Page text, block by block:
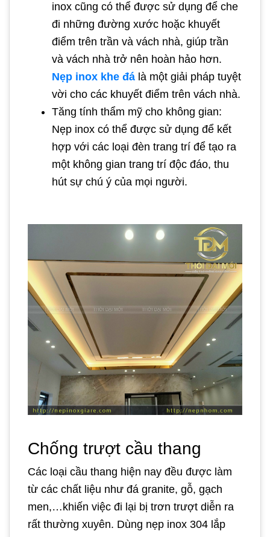
inox cũng có thể được sử dụng để che
đi những đường xước hoặc khuyết
điểm trên trần và vách nhà, giúp trần
và vách nhà trở nên hoàn hảo hơn.
Nẹp inox khe đá là một giải pháp tuyệt
vời cho các khuyết điểm trên vách nhà.
Tăng tính thẩm mỹ cho không gian:
Nẹp inox có thể được sử dụng để kết
hợp với các loại đèn trang trí để tạo ra
một không gian trang trí độc đáo, thu
hút sự chú ý của mọi người.
Chống trượt cầu thang
Các loại cầu thang hiện nay đều được làm
từ các chất liệu như đá granite, gỗ, gạch
men,…khiến việc đi lại bị trơn trượt diễn ra
rất thường xuyên. Dùng nẹp inox 304 lắp